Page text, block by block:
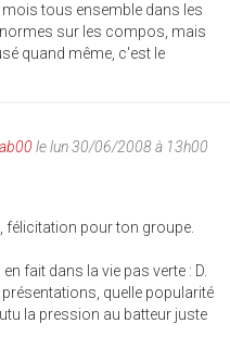
mois tous ensemble dans les
sur les compos, mais
quand même, c'est le
le lun 30/06/2008 à 13h00
félicitation pour ton groupe.
fait dans la vie pas verte : D.
quelle popularité
la pression au batteur juste